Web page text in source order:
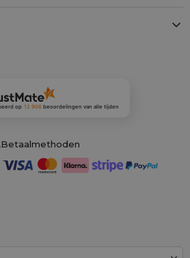
op 12 906 beoordelingenvan alle tijden
Betaalmethoden